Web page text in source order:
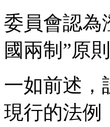
委員會認為
國兩制”原
一如前述，
現行的法例